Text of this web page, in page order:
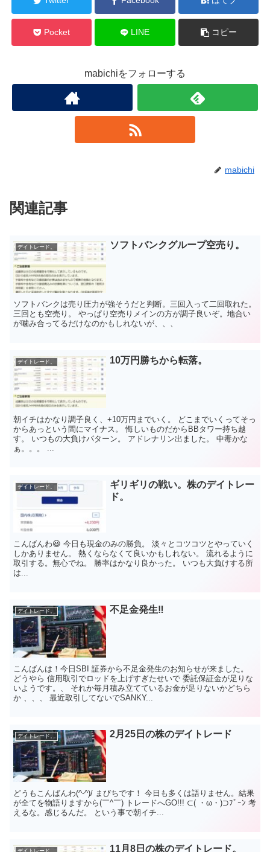
Pocket LINE コピー
mabichiをフォローする
mabichi
関連記事
デイトレード。 ソフトバンクグループ空売り。
ソフトバンクは売り圧力が強そうだと判断。三回入って二回取れた。
三回とも空売り。 やっぱり空売りメインの方が調子良いぞ。地合い
が噛み合ってるだけなのかもしれないが、、、
デイトレード。 10万円勝ちから転落。
朝イチはかなり調子良く、+10万円までいく。 どこまでいくってそっ
からあっという間にマイナス。 悔しいものだからBBタワー持ち越
す。 いつもの大負けパターン。 アドレナリン出ました。 中毒かな
ぁ。。。 ...
デイトレード。
ギリギリの戦い。株のデイトレー
ド。
こんばんわ😃 今日も現金のみの勝負。 淡々とコツコツとやっていく
しかありません。 熱くならなくて良いかもしれない。 流れるように
取引する。無心でね。 勝率はかなり良かった。 いつも大負けする所
は...
デイトレード。 不足金発生‼️
こんばんは！今日SBI 証券から不足金発生のお知らせが来ました。
どうやら 信用取引でロッドを上げすぎたせいで 委託保証金が足りな
いようです。、 それか毎月積み立てているお金が足りないかどちら
か 、、、 最近取引してないでSANKY...
デイトレード。 2月25日の株のデイトレード
どうもこんばんわ(^-^)/ まびちです！ 今日も多くは語りません。結果
が全てを物語りますから(￣^￣) トレードへGO!!! ⊂( ・ω・)⊃ﾌﾞｰﾝ 考
えるな。感じるんだ。 という事で朝イチ...
11月8日の株のデイトレード。